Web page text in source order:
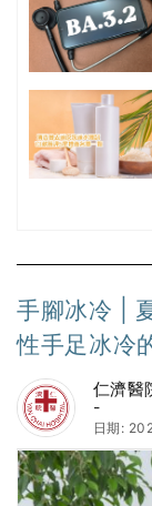
手腳冰冷 |
性手足冰冷
仁濟醫
-
日期: